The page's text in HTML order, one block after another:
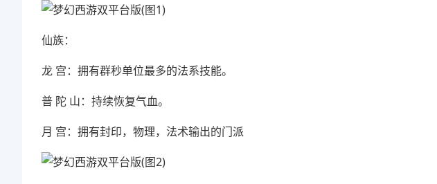
仙族：
龙 宫：拥有群秒单位最多的法系技能。
普 陀 山：持续恢复气血。
月 宫：拥有封印，物理，法术输出的门派